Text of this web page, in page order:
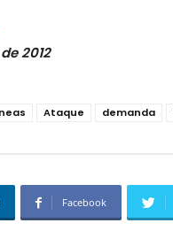
2012
Ataque demanda
Facebook